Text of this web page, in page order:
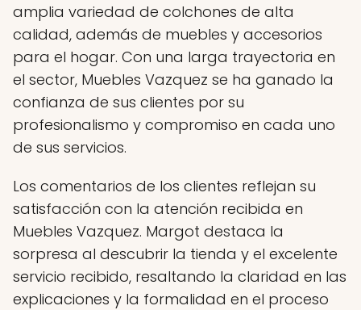
amplia variedad de colchones de alta
calidad, además de muebles y accesorios
para el hogar. Con una larga trayectoria en
el sector, Muebles Vazquez se ha ganado la
confianza de sus clientes por su
profesionalismo y compromiso en cada uno
de sus servicios.
Los comentarios de los clientes reflejan su
satisfacción con la atención recibida en
Muebles Vazquez. Margot destaca la
sorpresa al descubrir la tienda y el excelente
servicio recibido, resaltando la claridad en las
explicaciones y la formalidad en el proceso